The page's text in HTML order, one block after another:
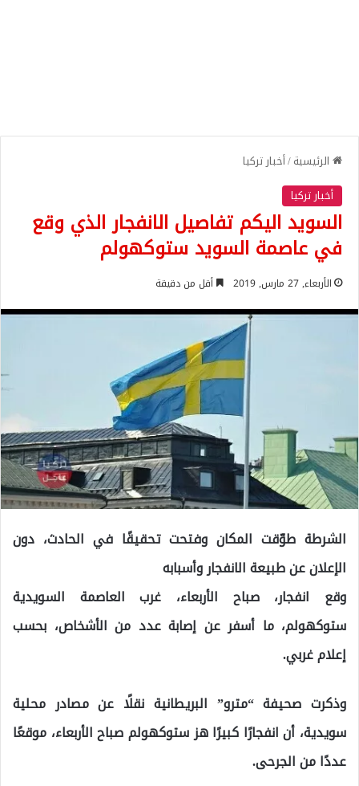
الرئيسية/أخبار تركيا
أخبار تركيا
السويد اليكم تفاصيل الانفجار الذي وقع
في عاصمة السويد ستوكهولم
الأربعاء, 27 مارس, 2019 أقل من دقيقة
الشرطة طوّقت المكان وفتحت تحقيقًا في الحادث، دون
الإعلان عن طبيعة الانفجار وأسبابه
وقع انفجار، صباح الأربعاء، غرب العاصمة السويدية
ستوكهولم، ما أسفر عن إصابة عدد من الأشخاص، بحسب
إعلام غربي.
وذكرت صحيفة “مترو” البريطانية نقلًا عن مصادر محلية
سويدية، أن انفجارًا كبيرًا هز ستوكهولم صباح الأربعاء، موقعًا
عددًا من الجرحى.